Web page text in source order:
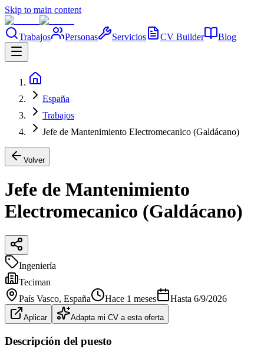
Skip to main content
Trabajos Personas Servicios CV Builder Blog
España
Trabajos
Jefe de Mantenimiento Electromecanico (Galdácano)
Volver
Jefe de Mantenimiento
Electromecanico (Galdácano)
Ingeniería
Teciman
País Vasco, España Hace 1 meses Hasta 6/9/2026
Aplicar Adapta mi CV a esta oferta
Descripción del puesto